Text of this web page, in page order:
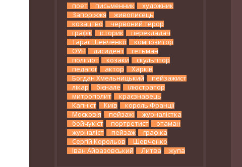
поет письменник
художник
Запоріжжя
живописець
козацтво
червоний терор
графік
історик
перекладач
Тарас Шевченко
композитор
ОУН
дисидент
гетьман
поліглот
козаки
скульптор
педагог
актор
Харків
Богдан Хмельницький
пейзажист
лікар
бієнале
ілюстратор
митрополит
краєзнавець
Капніст
Київ
король Франції
Московія
пейзажі
журналістка
бойчукіст
портретист
отаман
журналіст
пейзаж
графіка
Сергій Корольов
Шевченко
Іван Айвазовський
Литва жупа